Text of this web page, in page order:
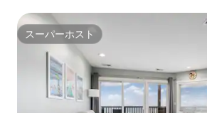
スーパーホスト
スーパーホスト